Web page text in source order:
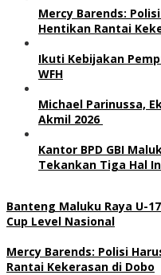
Mercy Barends:
Hentikan Rantai
Ikuti Kebijakan
WFH
Michael Parinussa,
Akmil 2026
Kantor BPD GBI
Tekankan Tiga Hal
Banteng Maluku Raya U-
Cup Level Nasional
Mercy Barends: Polisi
Rantai Kekerasan di Dobo